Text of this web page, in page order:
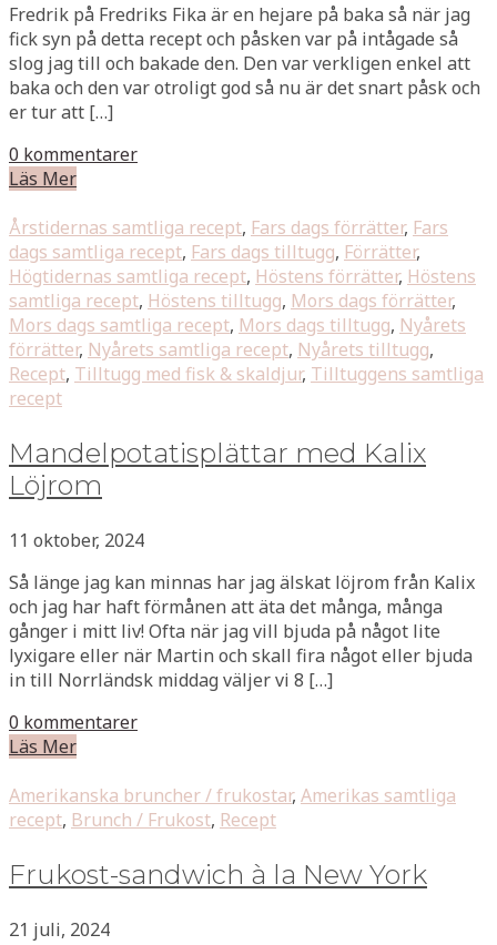
Fredrik på Fredriks Fika är en hejare på baka så när jag
fick syn på detta recept och påsken var på intågade så
slog jag till och bakade den. Den var verkligen enkel att
baka och den var otroligt god så nu är det snart påsk och
er tur att […]
0 kommentarer
Läs Mer
Årstidernas samtliga recept, Fars dags förrätter, Fars
dags samtliga recept, Fars dags tilltugg, Förrätter,
Högtidernas samtliga recept, Höstens förrätter, Höstens
samtliga recept, Höstens tilltugg, Mors dags förrätter,
Mors dags samtliga recept, Mors dags tilltugg, Nyårets
förrätter, Nyårets samtliga recept, Nyårets tilltugg,
Recept, Tilltugg med fisk & skaldjur, Tilltuggens samtliga
recept
Mandelpotatisplättar med Kalix
Löjrom
11 oktober, 2024
Så länge jag kan minnas har jag älskat löjrom från Kalix
och jag har haft förmånen att äta det många, många
gånger i mitt liv! Ofta när jag vill bjuda på något lite
lyxigare eller när Martin och skall fira något eller bjuda
in till Norrländsk middag väljer vi 8 […]
0 kommentarer
Läs Mer
Amerikanska bruncher / frukostar, Amerikas samtliga
recept, Brunch / Frukost, Recept
Frukost-sandwich à la New York
21 juli, 2024